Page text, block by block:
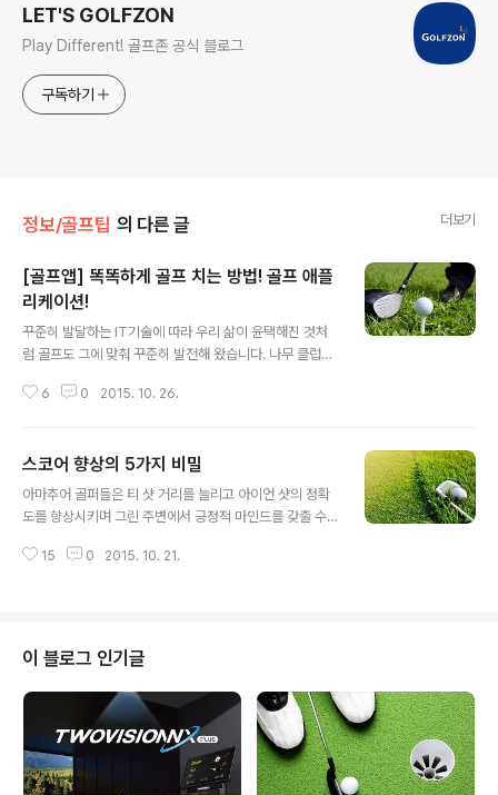
LET'S GOLFZON
Play Different! 골프존 공식 블로그
구독하기
정보/골프팁 의 다른 글 더보기
[골프앱] 똑똑하게 골프 치는 방법! 골프 애플
리케이션!
꾸준히 발달하는 IT기술에 따라 우리 삶이 윤택해진 것처
럼 골프도 그에 맞춰 꾸준히 발전해 왔습니다. 나무 클럽을
했고, 클럽의 종류도 하이브리드, 퍼터 등으로 다양해졌습
애플리케이션이 등장해 우리의 골프를 좀 더 스마트하게
즐길 수 있게 되었는데요. 오늘은 라운드을 더욱 윤택하고,
스마트하게 만들어주는 골퍼 필수 애플리케이션에 대해 소
플리케이션 부킹 및 코스 정보 확인 애플리케이션 우리나
6 0 2015. 10. 26.
스코어 향상의 5가지 비밀
아마추어 골퍼들은 티 샷 거리를 늘리고 아이언 샷의 정확
도를 향상시키며 그린 주변에서 긍정적 마인드를 갖출 수
어는 원하는 대로 만들 수 있을텐데요. 골프 실력이 향상될
스윙의 습관이 다릅니다. 필 미켈슨의 경우 스윙을 할 때 체
중이 왼쪽으로 머무는 경향이 있어 로프트가 낮은 드라이
버를 사용할 때 볼을 공중으로 띄워야 했는데요. 그래서 필
미켈슨은 3번 우드를 사용해 체중을 쉽게 오른발로 옮기게
되었고, 수평에 가까운 스윙을 하게 되었습니다. 이처럼 자
신에게 맞는 드라이버를 찾..
15 0 2015. 10. 21.
이 블로그 인기글